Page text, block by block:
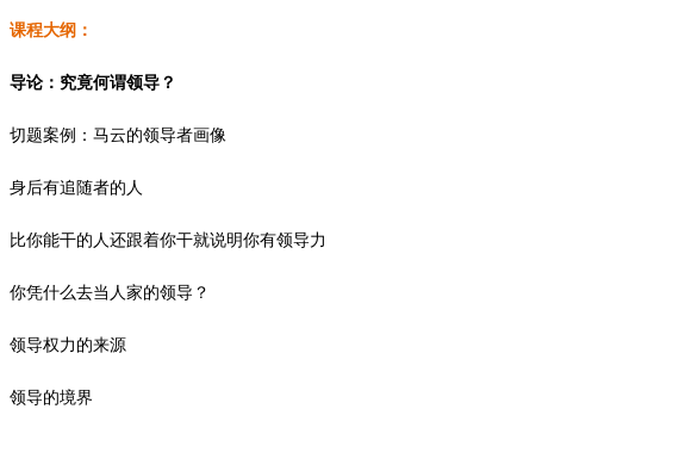
课程大纲：
导论：究竟何谓领导？
切题案例：马云的领导者画像
身后有追随者的人
比你能干的人还跟着你干就说明你有领导力
你凭什么去当人家的领导？
领导权力的来源
领导的境界